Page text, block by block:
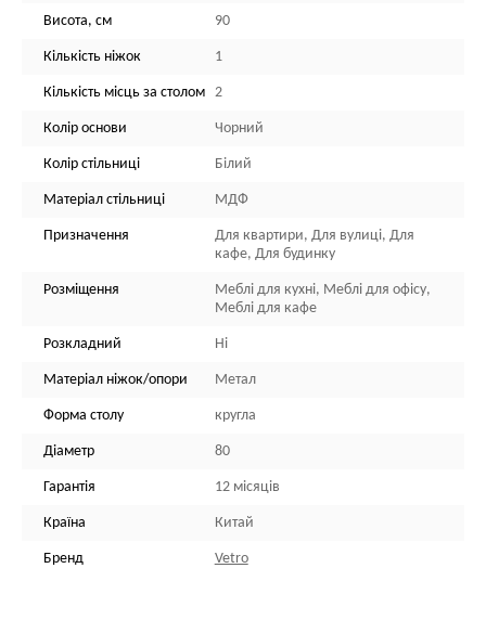
Висота, см 90
Кількість ніжок 1
Кількість місць за столом 2
Колір основи Чорний
Колір стільниці Білий
Матеріал стільниці МДФ
Призначення
Для квартири, Для вулиці, Для
кафе, Для будинку
Розміщення
Меблі для кухні, Меблі для офісу,
Меблі для кафе
Розкладний Ні
Матеріал ніжок/опори Метал
Форма столу кругла
Діаметр 80
Гарантія 12 місяців
Країна Китай
Бренд Vetro